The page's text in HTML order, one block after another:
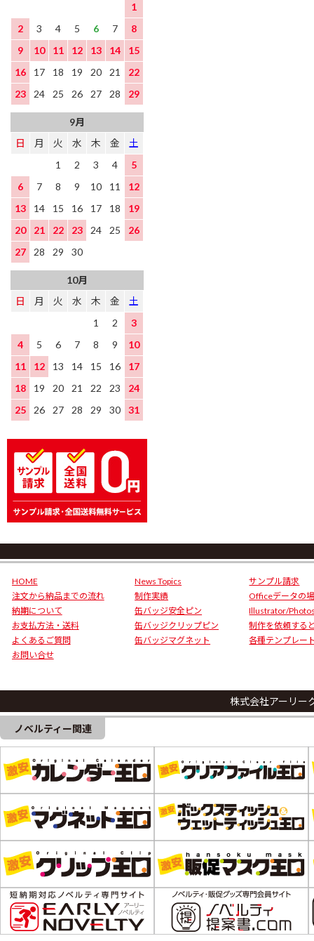
1
2
3 4 5 6 7
8
9
10 11 12 13 14
15
16
17 18 19 20 21
22
23
24 25 26 27 28 29
9月
日
月 火 水 木 金
土
1
2 3 4
5
6
7 8 9 10 11
12
13
14 15 16 17 18
19
20
21 22 23 24 25
26
27
28 29 30
10月
日
月 火 水 木 金
土
1
2
3
4
5 6 7 8 9
10
11
12 13 14 15 16
17
18
19 20 21 22 23
24
25
26 27 28 29 30 31
HOME
注文から納品までの流れ
納期について
お支払方法・送料
よくあるご質問
お問い合せ
News Topics
制作実績
缶バッジ安全ピン
缶バッジクリップピン
缶バッジマグネット
サンプル請求
Officeデータの
Illustrator/
制作を依頼する
各種テンプレー
株式会社アーリ
ノベルティー関連